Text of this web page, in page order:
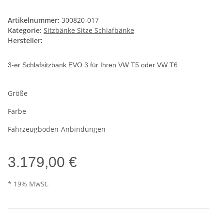
Artikelnummer: 300820-017
Kategorie: Sitzbänke Sitze Schlafbänke
Hersteller:
3-er Schlafsitzbank EVO 3 für Ihren VW T5 oder VW T6
Größe
Farbe
Fahrzeugboden-Anbindungen
3.179,00 €
* 19% MwSt.